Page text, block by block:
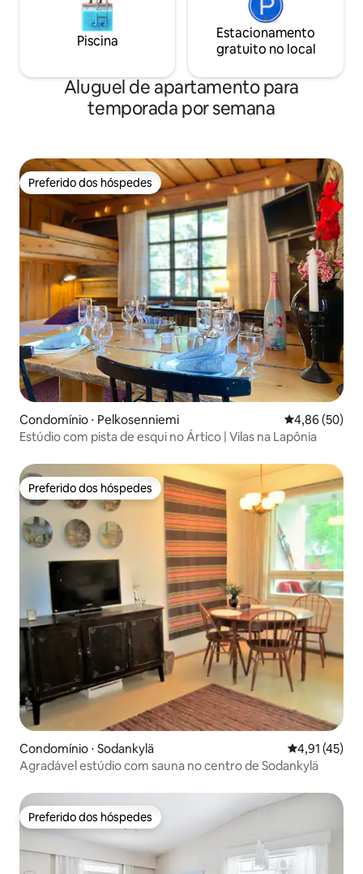
Piscina
Estacionamento
gratuito no local
Aluguel de apartamento para
temporada por semana
Preferido dos hóspedes
Preferido dos hóspedes
Condomínio ⋅ Pelkosenniemi 4,86 de uma
4,86 (50)
Estúdio com pista de esqui no Ártico | Vilas na Lapônia
Preferido dos hóspedes
Preferido dos hóspedes
Condomínio ⋅ Sodankylä 4,91 de uma
4,91 (45)
Agradável estúdio com sauna no centro de Sodankylä
Preferido dos hóspedes
Preferido dos hóspedes